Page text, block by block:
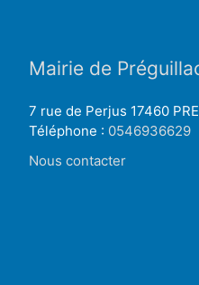
Mairie de
7 rue de Perjus 17460
Téléphone : 0546936629
Nous contacter